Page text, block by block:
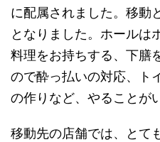
に配属されました。移動
となりました。ホールは
料理をお持ちする、下膳
ので酔っ払いの対応、ト
の作りなど、やることが
移動先の店舗では、とて